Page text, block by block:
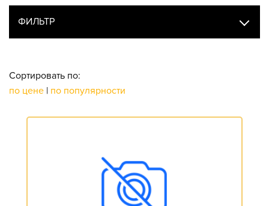
ФИЛЬТР
Сортировать по:
по цене | по популярности